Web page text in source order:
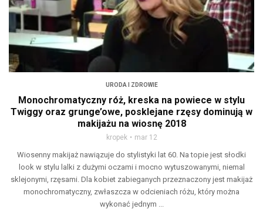
URODA I ZDROWIE
Monochromatyczny róż, kreska na powiece w stylu
Twiggy oraz grunge’owe, posklejane rzęsy dominują w
makijażu na wiosnę 2018
kropek mar 12
Wiosenny makijaż nawiązuje do stylistyki lat 60. Na topie jest słodki
look w stylu lalki z dużymi oczami i mocno wytuszowanymi, niemal
sklejonymi, rzęsami. Dla kobiet zabieganych przeznaczony jest makijaż
monochromatyczny, zwłaszcza w odcieniach różu, który można
wykonać jednym ...